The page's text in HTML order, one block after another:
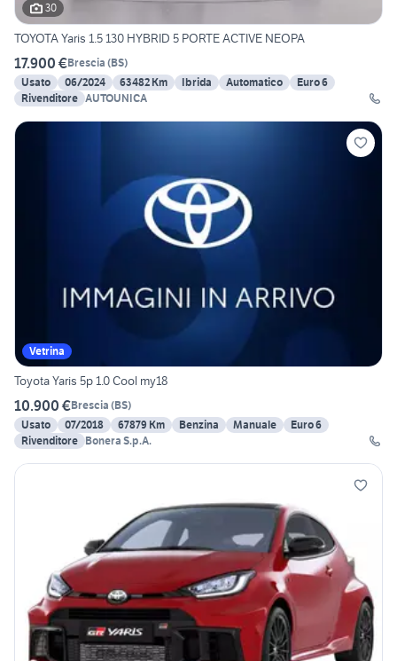
30
TOYOTA Yaris 1.5 130 HYBRID 5 PORTE ACTIVE NEOPA
17.900 €Brescia (BS)
Usato
06/2024 63482 Km Ibrida Automatico
Euro 6
Rivenditore AUTOUNICA
Vetrina
Toyota Yaris 5p 1.0 Cool my18
10.900 €Brescia (BS)
Usato
07/2018 67879 Km Benzina Manuale
Euro 6
Rivenditore Bonera S.p.A.